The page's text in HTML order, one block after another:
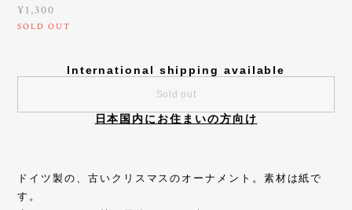
¥1,300
SOLD OUT
International shipping available
Sold out
日本国内にお住まいの方向け
ドイツ製の、古いクリスマスのオーナメント。素材は紙で
す。